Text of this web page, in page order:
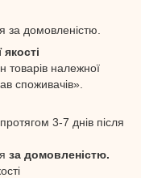
за домовленістю.
товарів належної
споживачів».
3-7 днів після
за домовленістю.